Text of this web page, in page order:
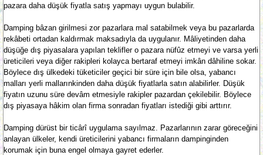
pazara daha düşük fiyatla satış yapmayı uygun bulabilir.
Damping bâzan girilmesi zor pazarlara mal satabilmek veya bu pazarlarda
rekâbeti ortadan kaldırmak maksadıyla da uygulanır. Mâliyetinden daha
düşüğe dış piyasalara yapılan teklifler o pazara nüfûz etmeyi ve varsa yerli
üreticileri veya diğer rakipleri kolayca bertaraf etmeyi imkân dâhiline sokar.
Böylece dış ülkedeki tüketiciler geçici bir süre için bile olsa, yabancı
malları yerli mallarınkinden daha düşük fiyatlarla satın alabilirler. Düşük
fiyatın uzunu süre devâm etmesiyle rakipler pazardan çekilebilir. Böylece
dış piyasaya hâkim olan firma sonradan fiyatları istediği gibi arttırır.
Damping dürüst bir ticârî uygulama sayılmaz. Pazarlarının zarar göreceğini
anlayan ülkeler, kendi üreticilerini yabancı firmaların dampinginden
korumak için buna engel olmaya gayret ederler.